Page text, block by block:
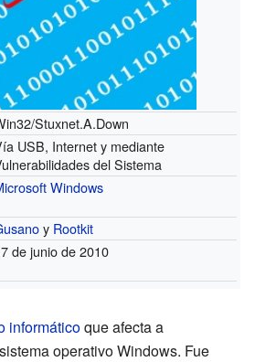
Stuxnet.A.Down
USB, Internet y mediante
del Sistema
Windows
y Rootkit
de junio de 2010
informáticoque afecta a
operativo Windows. Fue